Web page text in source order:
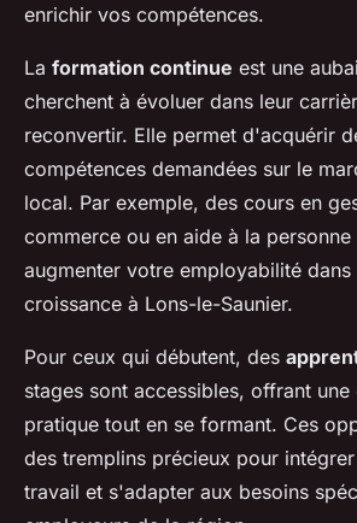
enrichir vos compétences.
La formation continue est une
cherchent à évoluer dans leur
reconvertir. Elle permet d'acquérir
compétences demandées sur le
local. Par exemple, des cours en
commerce ou en aide à la personne
augmenter votre employabilité dans
croissance à Lons-le-Saunier.
Pour ceux qui débutent, des
stages sont accessibles, offrant une
pratique tout en se formant. Ces
des tremplins précieux pour
travail et s'adapter aux besoins